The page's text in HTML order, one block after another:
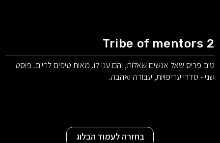
Tribe of mentors 2
טים פריס שאל אנשים שאלות, והם ענו לו. מאות טיפים לחיים. פוסט
שני - סדרי עדיפויות, עבודה ואהבה.
בחזרה לעמוד הבלוג